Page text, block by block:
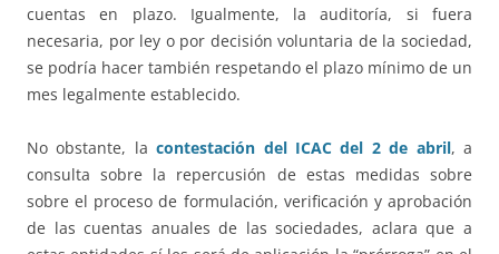
cuentas en plazo. Igualmente, la auditoría, si fuera
necesaria, por ley o por decisión voluntaria de la sociedad,
se podría hacer también respetando el plazo mínimo de un
mes legalmente establecido.
No obstante, lacontestación del ICAC del 2 de abril, a
consulta sobre la repercusión de estas medidas sobre
sobre el proceso de formulación, verificación y aprobación
de las cuentas anuales de las sociedades, aclara que a